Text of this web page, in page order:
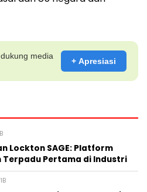
media
+ Apresiasi
Lockton SAGE: Platform
Terpadu Pertama di Industri